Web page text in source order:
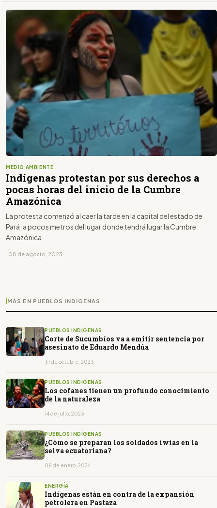
MEDIO AMBIENTE
Indígenas protestan por sus derechos a
pocas horas del inicio de la Cumbre
Amazónica
La protesta comenzó al caer la tarde en la capital del estado de
Pará, a pocos metros del lugar donde tendrá lugar la Cumbre
Amazónica
· 08 de agosto, 2023
MÁS EN PUEBLOS INDÍGENAS
PUEBLOS INDÍGENAS
Corte de Sucumbíos va a emitir sentencia por
asesinato de Eduardo Mendúa
31 de octubre, 2023
PUEBLOS INDÍGENAS
Los cofanes tienen un profundo conocimiento
de la naturaleza
14 de julio, 2023
PUEBLOS INDÍGENAS
¿Cómo se preparan los soldados iwias en la
selva ecuatoriana?
08 de enero, 2024
ENERGÍA
Indígenas están en contra de la expansión
petrolera en Pastaza